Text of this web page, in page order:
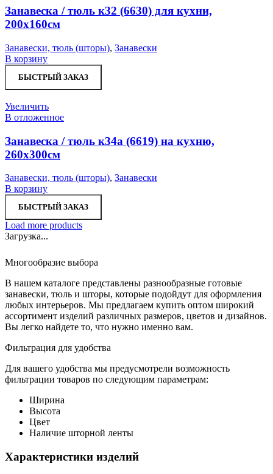
Занавеска / тюль к32 (6630) для кухни,
200х160см
Занавески, тюль (шторы), Занавески
В корзину
БЫСТРЫЙ ЗАКАЗ
Увеличить
В отложенное
Занавеска / тюль к34а (6619) на кухню,
260х300см
Занавески, тюль (шторы), Занавески
В корзину
БЫСТРЫЙ ЗАКАЗ
Load more products
Загрузка...
Многообразие выбора
В нашем каталоге представлены разнообразные готовые
занавески, тюль и шторы, которые подойдут для оформления
любых интерьеров. Мы предлагаем купить оптом широкий
ассортимент изделий различных размеров, цветов и дизайнов.
Вы легко найдете то, что нужно именно вам.
Фильтрация для удобства
Для вашего удобства мы предусмотрели возможность
фильтрации товаров по следующим параметрам:
Ширина
Высота
Цвет
Наличие шторной ленты
Характеристики изделий